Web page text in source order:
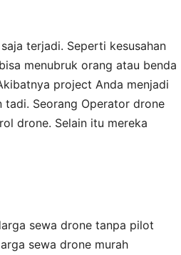
terjadi. Seperti kesusahan
menubruk orang atau benda
project Anda menjadi
Seorang Operator drone
drone. Selain itu mereka
sewa drone tanpa pilot
sewa drone murah